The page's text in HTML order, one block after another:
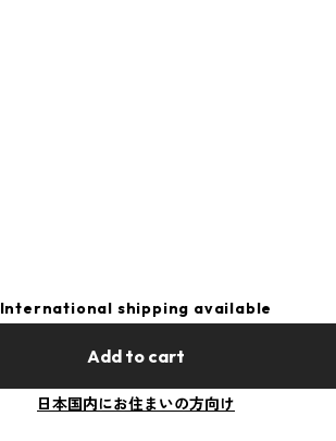
International shipping available
Add to cart
日本国内にお住まいの方向け